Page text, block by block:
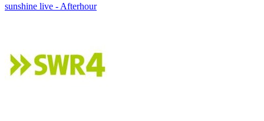
sunshine live - Afterhour